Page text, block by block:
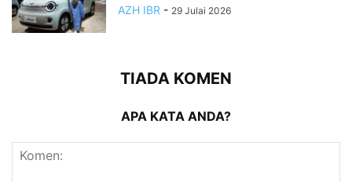
AZH IBR - 29 Julai 2026
TIADA KOMEN
APA KATA ANDA?